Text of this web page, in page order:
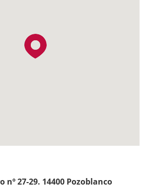
nº 27-29. 14400 Pozoblanco